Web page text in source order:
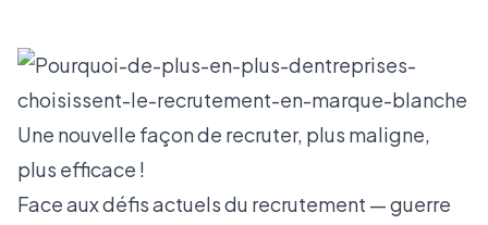
Une nouvelle façon de recruter, plus maligne,
plus efficace !
Face aux défis actuels du recrutement — guerre